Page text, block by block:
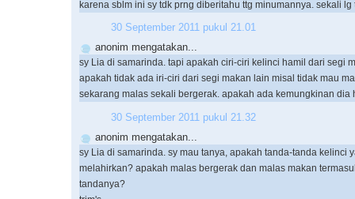
karena sblm ini sy tdk prng diberitahu ttg minumannya. sekali lg
30 September 2011 pukul 21.01
anonim mengatakan...
sy Lia di samarinda. tapi apakah ciri-ciri kelinci hamil dari segi
apakah tidak ada iri-ciri dari segi makan lain misal tidak mau
sekarang malas sekali bergerak. apakah ada kemungkinan dia
30 September 2011 pukul 21.32
anonim mengatakan...
sy Lia di samarinda. sy mau tanya, apakah tanda-tanda kelinci
melahirkan? apakah malas bergerak dan malas makan
tandanya?